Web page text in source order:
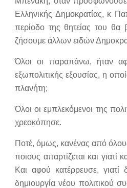
Ελληνικής Δημοκρατίας, κ
περίοδο της θητείας του θα
ζήσουμε άλλων ειδών
Όλοι οι παραπάνω, ήταν
εξωπολιτικής εξουσίας, η
πλανήτη;
Όλοι οι εμπλεκόμενοι της
χρεοκόπησε.
Ποτέ, όμως, κανένας από
ποιους απαρτίζεται και
Και αφού κατέρρευσε,
δημιουργία νέου πολιτικού